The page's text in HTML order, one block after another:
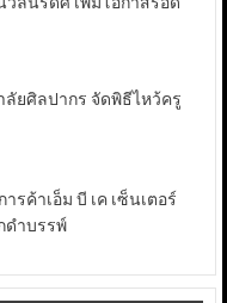
ยศิลปากร จัดพิธีไหว้ครู
รค้าเอ็ม บี เค เซ็นเตอร์
ำบรรพ์